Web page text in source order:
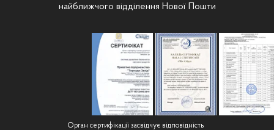
найближчого відділення Нової Пошти
Орган сертифікації засвідчує відповідність